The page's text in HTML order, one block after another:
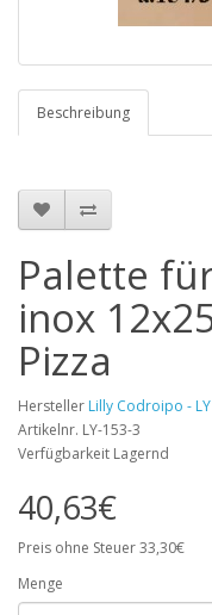
Beschreibung
Palette
inox
Pizza
Hersteller Lilly Codroipo - LY
Artikelnr. LY-153-3
Verfügbarkeit Lagernd
40,63€
Preis ohne Steuer 33,30€
Menge